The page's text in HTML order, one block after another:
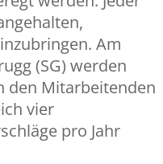
Am
(SG) werden
den Mitarbeitenden
vier
pro Jahr